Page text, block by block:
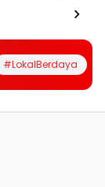
#LokalBerdaya